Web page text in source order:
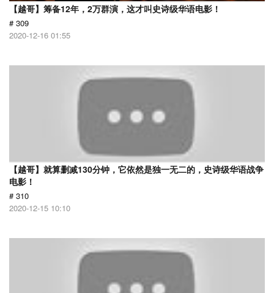
【越哥】筹备12年，2万群演，这才叫史诗级华语电影！
# 309
2020-12-16 01:55
【越哥】就算删减130分钟，它依然是独一无二的，史诗级华语战争
电影！
# 310
2020-12-15 10:10